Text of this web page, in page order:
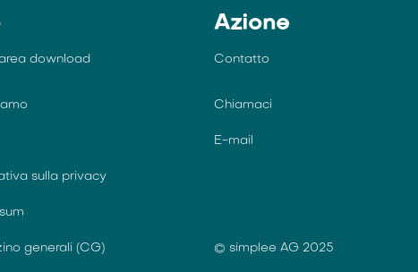
download
sulla privacy
generali (CG)
Azione
Contatto
Chiamaci
E-mail
© simplee AG 2025